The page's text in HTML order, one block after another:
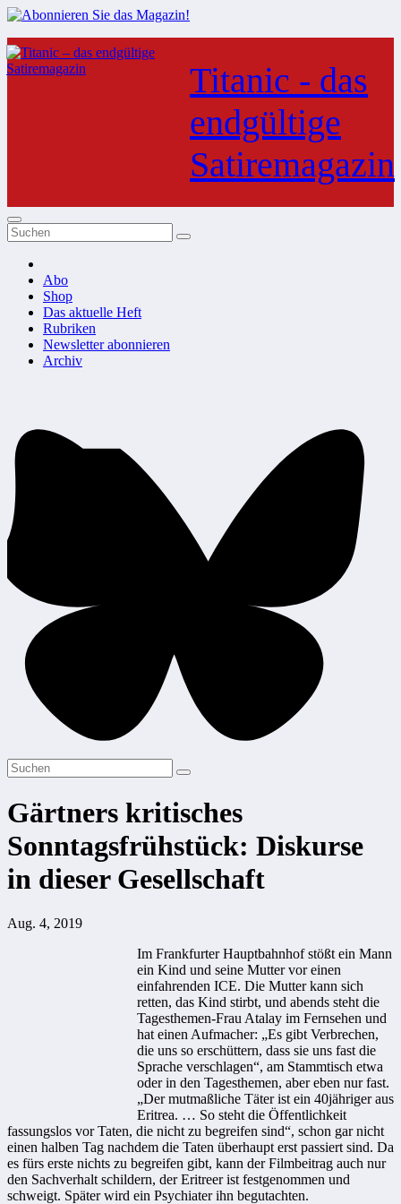
Zum
Inhalt
springen
Titanic - das
endgültige
Satiremagazin
Abo
Shop
Das aktuelle Heft
Rubriken
Newsletter abonnieren
Archiv
Gärtners kritisches
Sonntagsfrühstück: Diskurse
in dieser Gesellschaft
Aug. 4, 2019
Im Frankfurter Hauptbahnhof stößt ein Mann
ein Kind und seine Mutter vor einen
einfahrenden ICE. Die Mutter kann sich
retten, das Kind stirbt, und abends steht die
Tagesthemen-Frau Atalay im Fernsehen und
hat einen Aufmacher: „Es gibt Verbrechen,
die uns so erschüttern, dass sie uns fast die
Sprache verschlagen“, am Stammtisch etwa
oder in den Tagesthemen, aber eben nur fast.
„Der mutmaßliche Täter ist ein 40jähriger aus
Eritrea. … So steht die Öffentlichkeit
fassungslos vor Taten, die nicht zu begreifen sind“, schon gar nicht
einen halben Tag nachdem die Taten überhaupt erst passiert sind. Da
es fürs erste nichts zu begreifen gibt, kann der Filmbeitrag auch nur
den Sachverhalt schildern, der Eritreer ist festgenommen und
schweigt. Später wird ein Psychiater ihn begutachten.